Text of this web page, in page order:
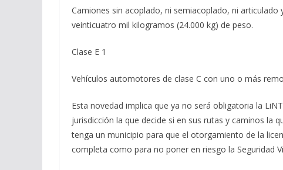
Camiones sin acoplado, ni semiacoplado, ni
veinticuatro mil kilogramos (24.000 kg) de peso.
Clase E 1
Vehículos automotores de clase C con uno o más
Esta novedad implica que ya no será obligatoria la
jurisdicción la que decide si en sus rutas y caminos la
tenga un municipio para que el otorgamiento de la
completa como para no poner en riesgo la Seguridad